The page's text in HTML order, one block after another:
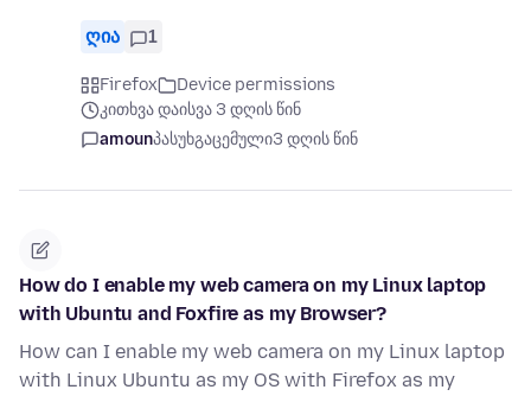
ღია 1
Firefox
Device permissions
კითხვა დაისვა 3 დღის წინ
amounპასუხგაცემული3 დღის წინ
How do I enable my web camera on my Linux laptop
with Ubuntu and Foxfire as my Browser?
How can I enable my web camera on my Linux laptop
with Linux Ubuntu as my OS with Firefox as my